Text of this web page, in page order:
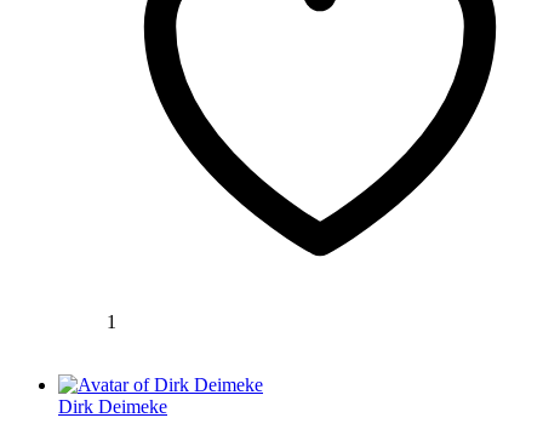
1
Dirk Deimeke